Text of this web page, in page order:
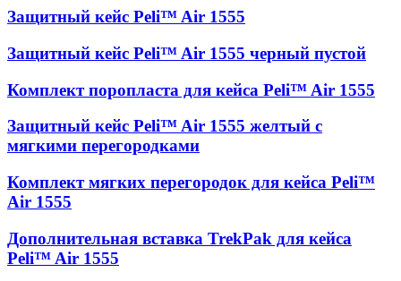
Защитный кейс Peli™ Air 1555
Защитный кейс Peli™ Air 1555 черный пустой
Комплект поропласта для кейса Peli™ Air 1555
Защитный кейс Peli™ Air 1555 желтый с
мягкими перегородками
Комплект мягких перегородок для кейса Peli™
Air 1555
Дополнительная вставка TrekPak для кейса
Peli™ Air 1555